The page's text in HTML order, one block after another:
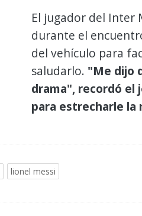
El jugador del Inter
durante el
del vehículo para
saludarlo. "Me dijo
drama", recordó el
para estrecharle la
lionel messi